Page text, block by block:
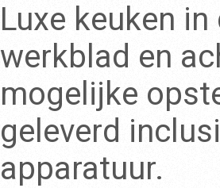
Luxe keuken
werkblad en
mogelijke
geleverd
apparatuur.